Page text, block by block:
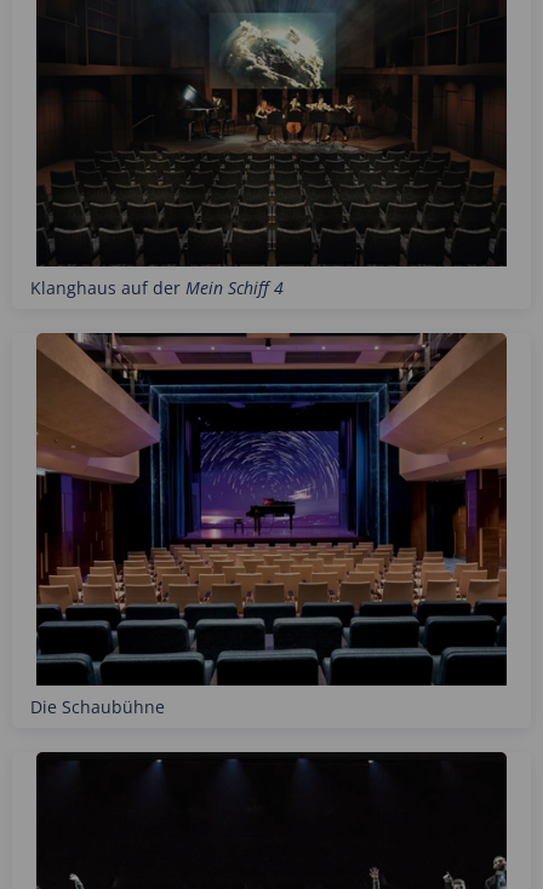
Klanghaus auf der Mein Schiff 4
Die Schaubühne